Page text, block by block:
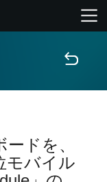
ドを、
モバイル